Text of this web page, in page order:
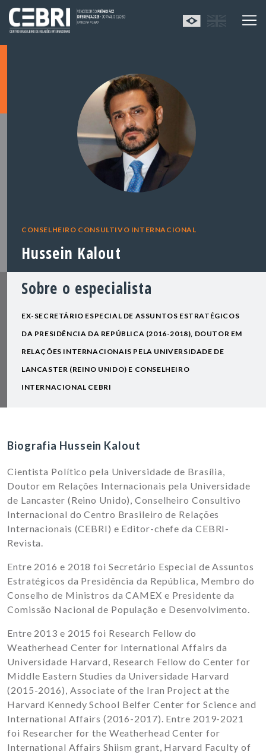
CONSELHEIRO CONSULTIVO INTERNACIONAL
Hussein Kalout
Sobre o especialista
EX-SECRETÁRIO ESPECIAL DE ASSUNTOS ESTRATÉGICOS
DA PRESIDÊNCIA DA REPÚBLICA (2016-2018), DOUTOR EM
RELAÇÕES INTERNACIONAIS PELA UNIVERSIDADE DE
LANCASTER (REINO UNIDO) E CONSELHEIRO
INTERNACIONAL CEBRI
Biografia Hussein Kalout
Cientista Político pela Universidade de Brasília,
Doutor em Relações Internacionais pela Universidade
de Lancaster (Reino Unido), Conselheiro Consultivo
Internacional do Centro Brasileiro de Relações
Internacionais (CEBRI) e Editor-chefe da CEBRI-
Revista.
Entre 2016 e 2018 foi Secretário Especial de Assuntos
Estratégicos da Presidência da República, Membro do
Conselho de Ministros da CAMEX e Presidente da
Comissão Nacional de População e Desenvolvimento.
Entre 2013 e 2015 foi Research Fellow do
Weatherhead Center for International Affairs da
Universidade Harvard, Research Fellow do Center for
Middle Eastern Studies da Universidade Harvard
(2015-2016), Associate of the Iran Project at the
Harvard Kennedy School Belfer Center for Science and
International Affairs (2016-2017). Entre 2019-2021
foi Researcher for the Weatherhead Center for
International Affairs Shiism grant, Harvard Faculty of